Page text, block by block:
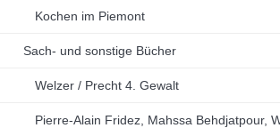
Kochen im Piemont
Sach- und sonstige Bücher
Welzer / Precht 4. Gewalt
Pierre-Alain Fridez, Mahssa Behdjatpour,